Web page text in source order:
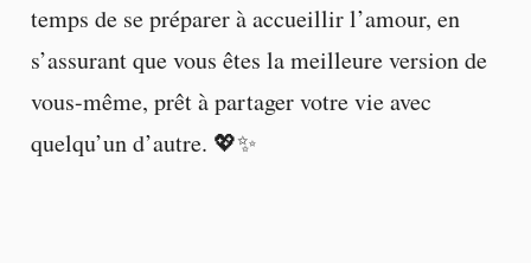
temps de se préparer à accueillir l’amour, en
s’assurant que vous êtes la meilleure version de
vous-même, prêt à partager votre vie avec
quelqu’un d’autre. 💖✨